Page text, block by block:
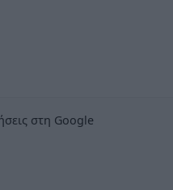
στη Google